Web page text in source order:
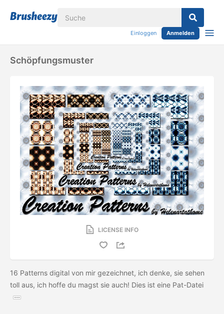
Einloggen Anmelden
Schöpfungsmuster
LICENSE INFO
16 Patterns digital von mir gezeichnet, ich denke, sie sehen
toll aus, ich hoffe du magst sie auch! Dies ist eine Pat-Datei